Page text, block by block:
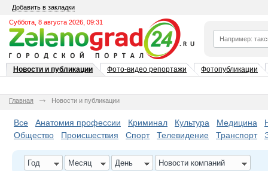
Добавить в закладки
Суббота, 8 августа 2026, 09:31
Новости и публикации Фото-видео репортажи Фотопубликации
Главная Новости и публикации
Все Анатомия профессии Криминал Культура Медицина
Общество
Происшествия Спорт Телевидение Транспорт
Год Месяц День Новости компаний